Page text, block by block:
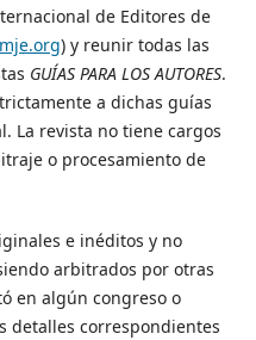
de Editores de
) y reunir todas las
GUÍAS PARA LOS AUTORES.
a dichas guías
La revista no tiene cargos
o procesamiento de
e inéditos y no
arbitrados por otras
en algún congreso o
detalles correspondientes